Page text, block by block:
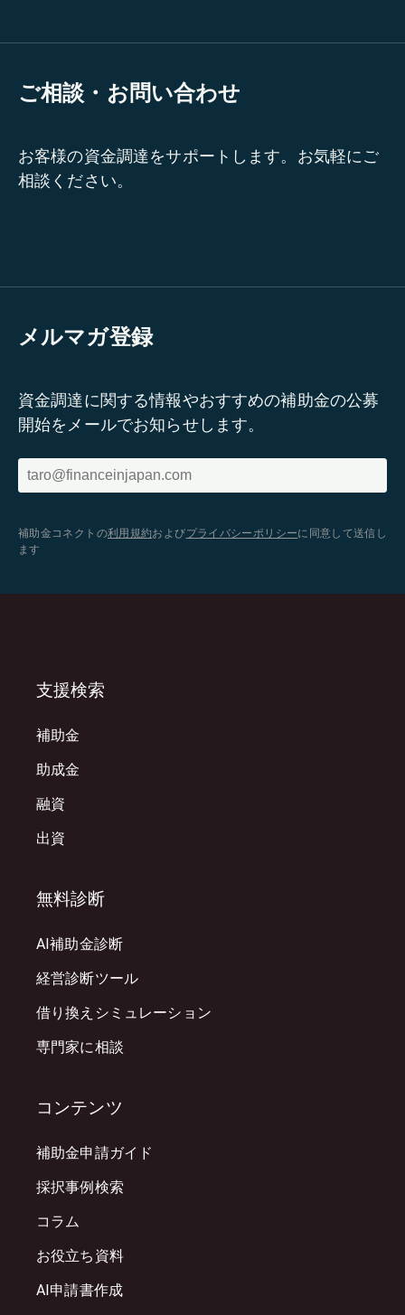
ご相談・お問い合わせ
お客様の資金調達をサポートします。お気軽にご
相談ください。
メルマガ登録
資金調達に関する情報やおすすめの補助金の公募
開始をメールでお知らせします。
補助金コネクトの利用規約およびプライバシーポリシーに同意して送信し
ます
支援検索
補助金
助成金
融資
出資
無料診断
AI補助金診断
経営診断ツール
借り換えシミュレーション
専門家に相談
コンテンツ
補助金申請ガイド
採択事例検索
コラム
お役立ち資料
AI申請書作成